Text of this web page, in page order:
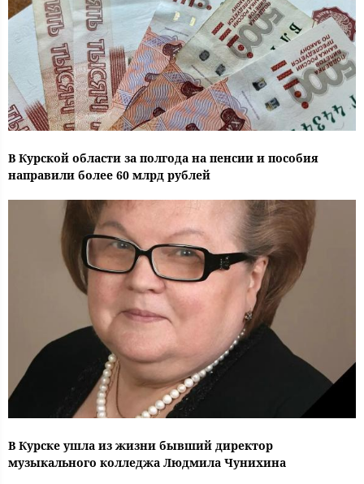
В Курской области за полгода на пенсии и пособия
направили более 60 млрд рублей
В Курске ушла из жизни бывший директор
музыкального колледжа Людмила Чунихина